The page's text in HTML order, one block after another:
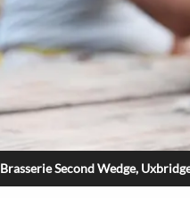
Brasserie Second Wedge,